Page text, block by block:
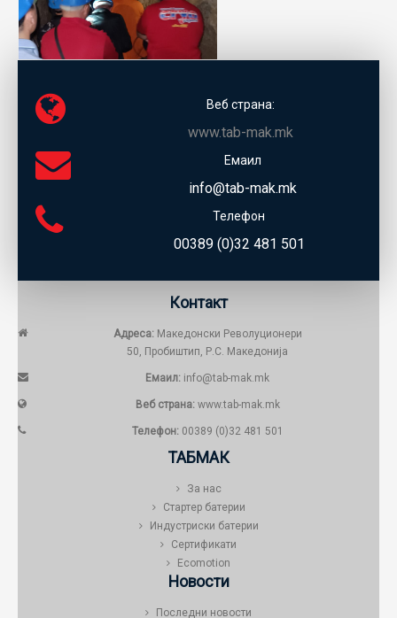
Веб страна:
www.tab-mak.mk
Емаил
info@tab-mak.mk
Телефон
00389 (0)32 481 501
Контакт
Адреса:Македонски Револуционери
50, Пробиштип, Р.С. Македонија
Емаил: info@tab-mak.mk
Веб страна: www.tab-mak.mk
Телефон:00389 (0)32 481 501
ТАБМАК
За нас
Стартер батерии
Индустриски батерии
Сертификати
Ecomotion
Новости
Последни новости